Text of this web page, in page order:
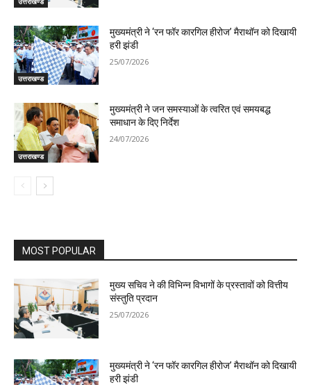
उत्तराखण्ड
मुख्यमंत्री ने ‘रन फॉर कारगिल हीरोज’ मैराथॉन को दिखायी
हरी झंडी
25/07/2026
उत्तराखण्ड
मुख्यमंत्री ने जन समस्याओं के त्वरित एवं समयबद्ध
समाधान के दिए निर्देश
24/07/2026
MOST POPULAR
मुख्य सचिव ने की विभिन्न विभागों के प्रस्तावों को वित्तीय
संस्तुति प्रदान
25/07/2026
मुख्यमंत्री ने ‘रन फॉर कारगिल हीरोज’ मैराथॉन को दिखायी
हरी झंडी